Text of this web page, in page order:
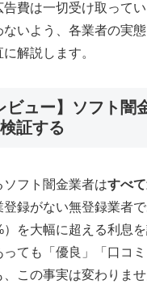
告費は一切受け取って
いよう、各業者の実
解説します。
ビュー】ソフト闇
証する
ソフト闇金業者はすべ
録がない無登録業者
を大幅に超える利息を
ても「優良」「口コ
この事実は変わりませ